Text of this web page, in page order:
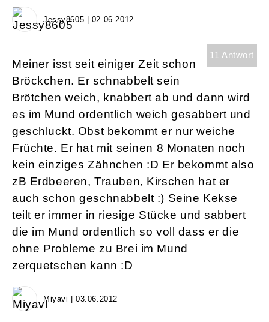
Jessy8605 | 02.06.2012
11 Antwort
Meiner isst seit einiger Zeit schon
Bröckchen. Er schnabbelt sein
Brötchen weich, knabbert ab und dann wird
es im Mund ordentlich weich gesabbert und
geschluckt. Obst bekommt er nur weiche
Früchte. Er hat mit seinen 8 Monaten noch
kein einziges Zähnchen :D Er bekommt also
zB Erdbeeren, Trauben, Kirschen hat er
auch schon geschnabbelt :) Seine Kekse
teilt er immer in riesige Stücke und sabbert
die im Mund ordentlich so voll dass er die
ohne Probleme zu Brei im Mund
zerquetschen kann :D
Miyavi | 03.06.2012